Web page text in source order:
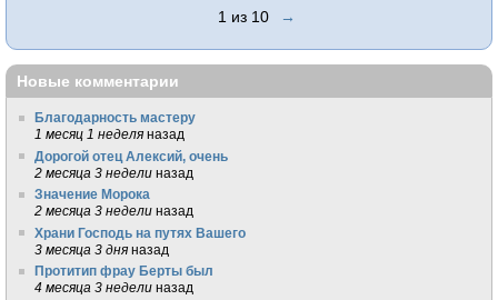
1 из 10 →
Новые комментарии
Благодарность мастеру
1 месяц 1 неделя назад
Дорогой отец Алексий, очень
2 месяца 3 недели назад
Значение Морока
2 месяца 3 недели назад
Храни Господь на путях Вашего
3 месяца 3 дня назад
Протитип фрау Берты был
4 месяца 3 недели назад